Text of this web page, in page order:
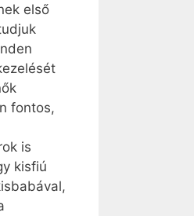
első
fontos,
is
kisfiú